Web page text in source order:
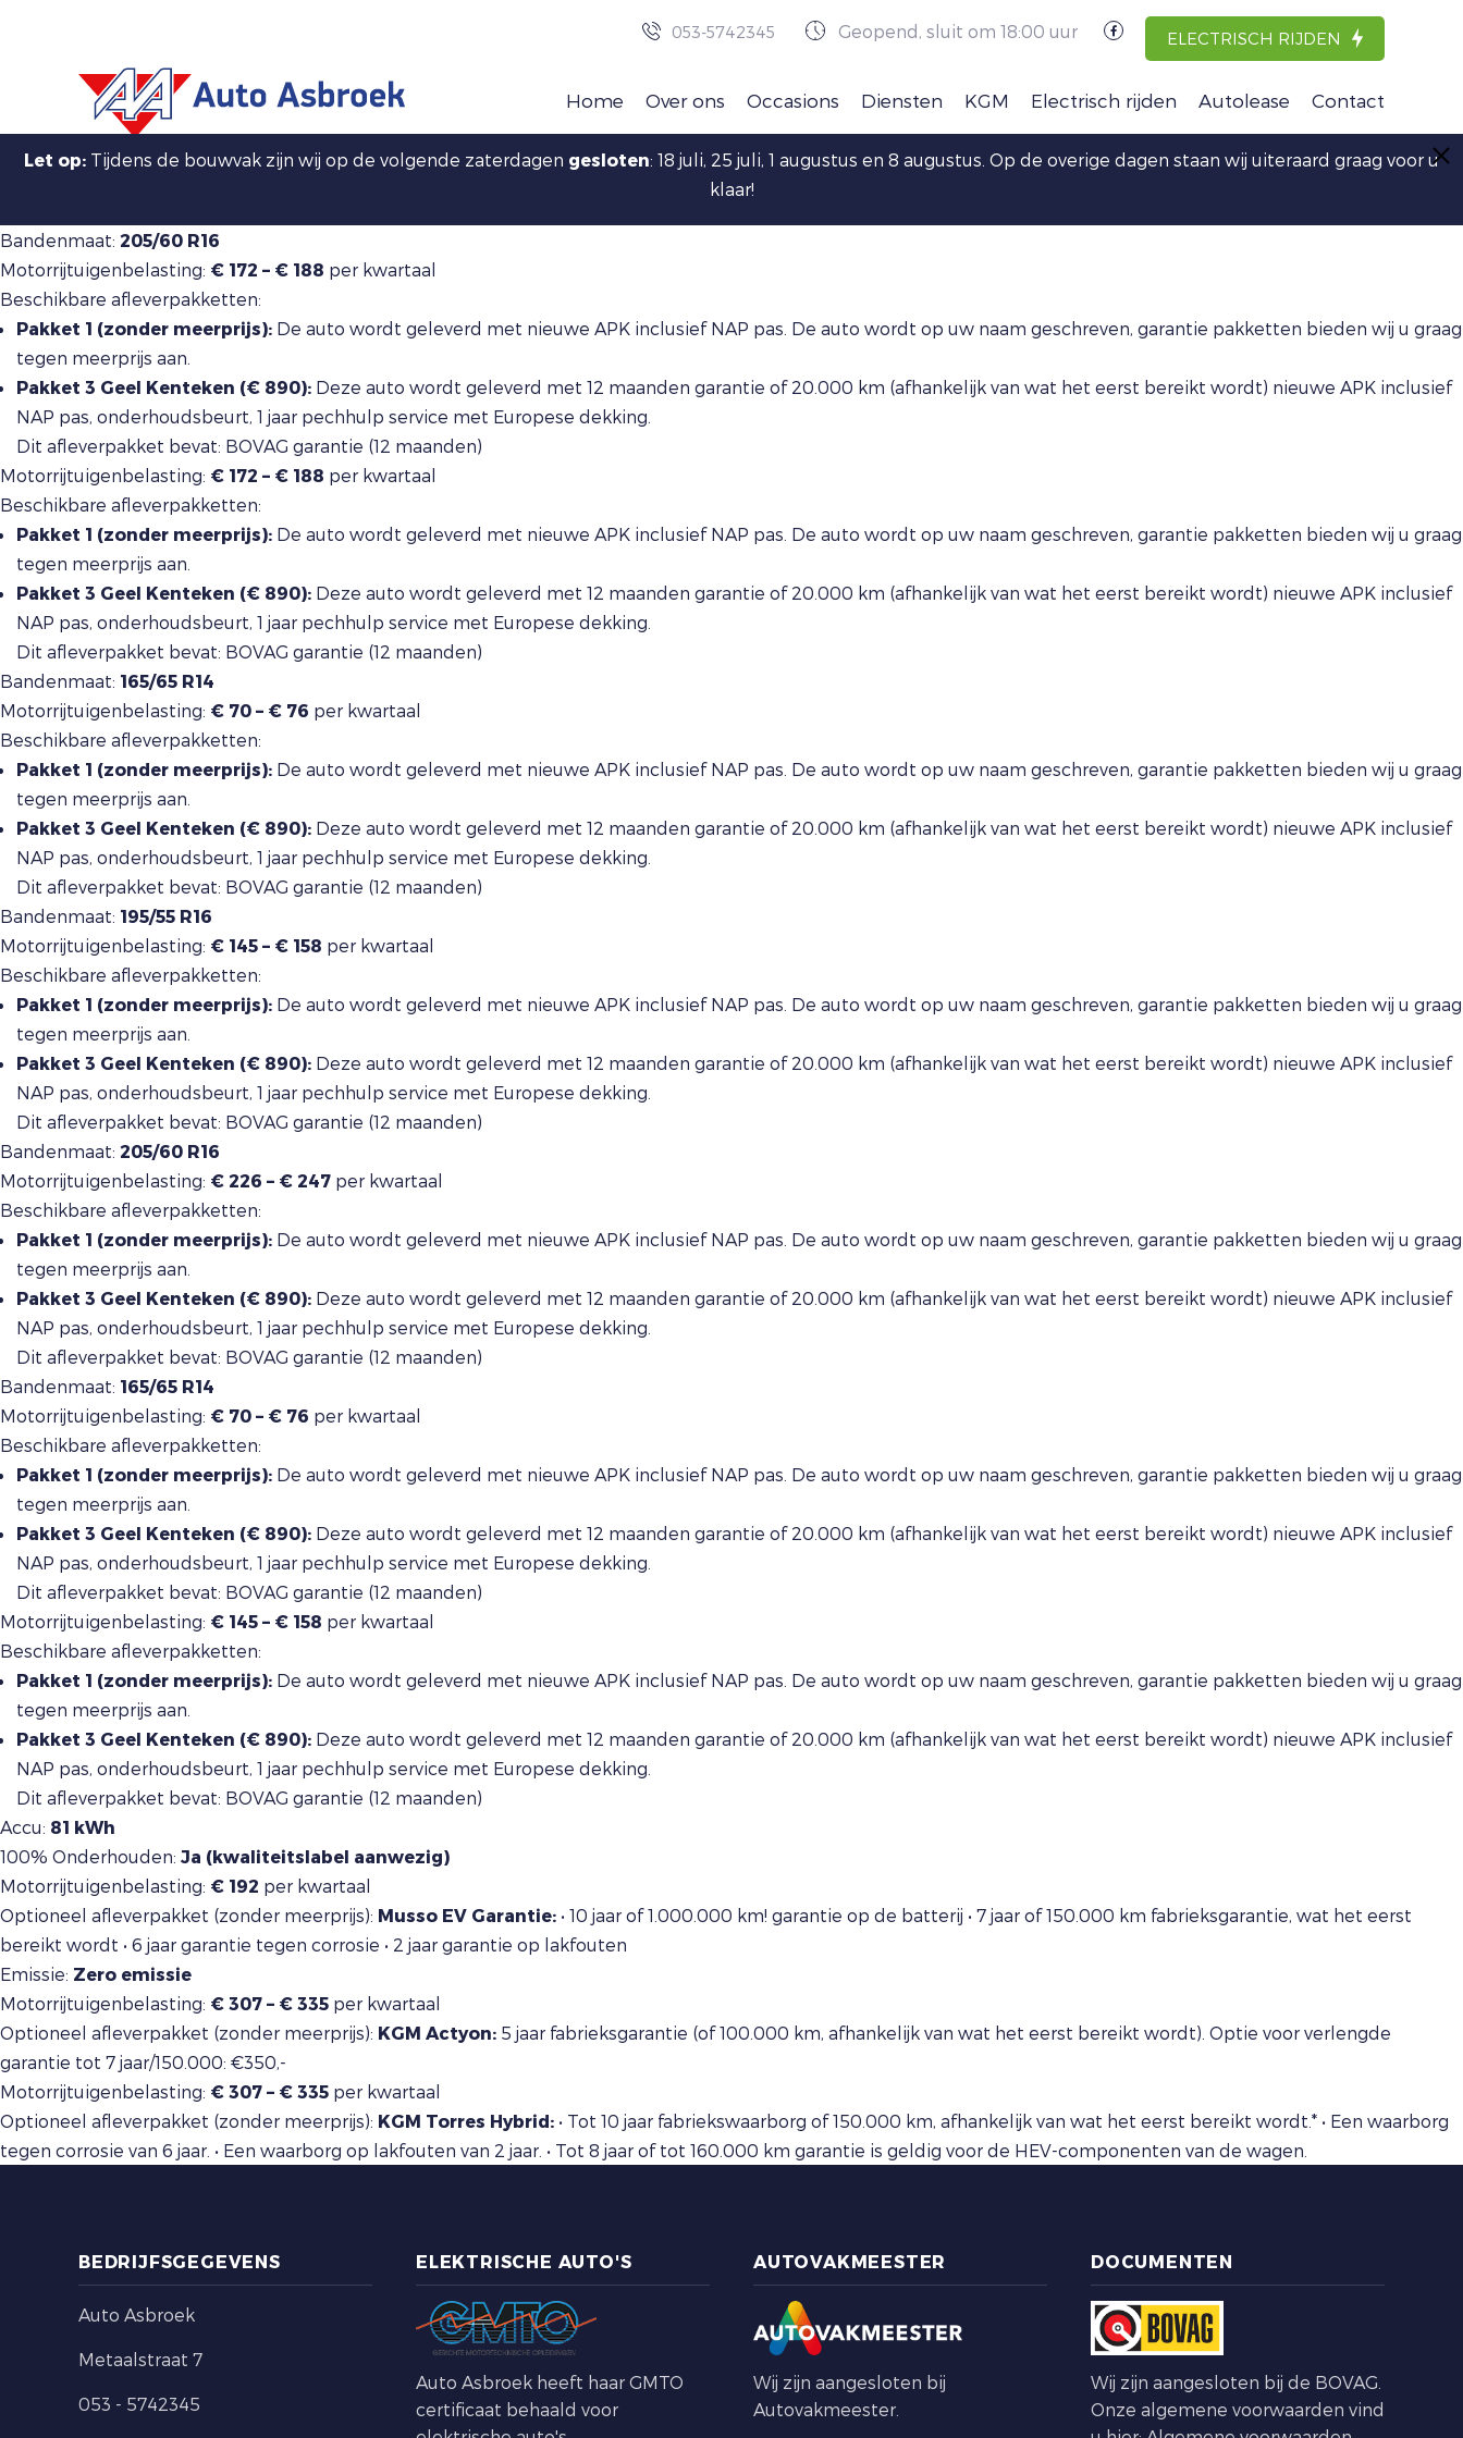
Let op: Tijdens de bouwvak zijn wij op de volgende zaterdagen gesloten: 18 juli, 25 juli, 1 augustus en 8 augustus. Op de overige dagen staan wij uiteraard graag voor u
klaar!
053-5742345 Geopend, sluit om 18:00 uur ELECTRISCH RIJDEN
Home Over ons Occasions Diensten KGM Electrisch rijden Autolease Contact
Bandenmaat: 205/60 R16
Motorrijtuigenbelasting: € 172 – € 188 per kwartaal
Beschikbare afleverpakketten:
Pakket 1 (zonder meerprijs): De auto wordt geleverd met nieuwe APK inclusief NAP pas. De auto wordt op uw naam geschreven, garantie pakketten bieden wij u graag
tegen meerprijs aan.
Pakket 3 Geel Kenteken (€ 890): Deze auto wordt geleverd met 12 maanden garantie of 20.000 km (afhankelijk van wat het eerst bereikt wordt) nieuwe APK inclusief
NAP pas, onderhoudsbeurt, 1 jaar pechhulp service met Europese dekking.
Dit afleverpakket bevat: BOVAG garantie (12 maanden)
Motorrijtuigenbelasting: € 172 – € 188 per kwartaal
Beschikbare afleverpakketten:
Pakket 1 (zonder meerprijs): De auto wordt geleverd met nieuwe APK inclusief NAP pas. De auto wordt op uw naam geschreven, garantie pakketten bieden wij u graag
tegen meerprijs aan.
Pakket 3 Geel Kenteken (€ 890): Deze auto wordt geleverd met 12 maanden garantie of 20.000 km (afhankelijk van wat het eerst bereikt wordt) nieuwe APK inclusief
NAP pas, onderhoudsbeurt, 1 jaar pechhulp service met Europese dekking.
Dit afleverpakket bevat: BOVAG garantie (12 maanden)
Bandenmaat: 165/65 R14
Motorrijtuigenbelasting: € 70 – € 76 per kwartaal
Beschikbare afleverpakketten:
Pakket 1 (zonder meerprijs): De auto wordt geleverd met nieuwe APK inclusief NAP pas. De auto wordt op uw naam geschreven, garantie pakketten bieden wij u graag
tegen meerprijs aan.
Pakket 3 Geel Kenteken (€ 890): Deze auto wordt geleverd met 12 maanden garantie of 20.000 km (afhankelijk van wat het eerst bereikt wordt) nieuwe APK inclusief
NAP pas, onderhoudsbeurt, 1 jaar pechhulp service met Europese dekking.
Dit afleverpakket bevat: BOVAG garantie (12 maanden)
Bandenmaat: 195/55 R16
Motorrijtuigenbelasting: € 145 – € 158 per kwartaal
Beschikbare afleverpakketten:
Pakket 1 (zonder meerprijs): De auto wordt geleverd met nieuwe APK inclusief NAP pas. De auto wordt op uw naam geschreven, garantie pakketten bieden wij u graag
tegen meerprijs aan.
Pakket 3 Geel Kenteken (€ 890): Deze auto wordt geleverd met 12 maanden garantie of 20.000 km (afhankelijk van wat het eerst bereikt wordt) nieuwe APK inclusief
NAP pas, onderhoudsbeurt, 1 jaar pechhulp service met Europese dekking.
Dit afleverpakket bevat: BOVAG garantie (12 maanden)
Bandenmaat: 205/60 R16
Motorrijtuigenbelasting: € 226 – € 247 per kwartaal
Beschikbare afleverpakketten:
Pakket 1 (zonder meerprijs): De auto wordt geleverd met nieuwe APK inclusief NAP pas. De auto wordt op uw naam geschreven, garantie pakketten bieden wij u graag
tegen meerprijs aan.
Pakket 3 Geel Kenteken (€ 890): Deze auto wordt geleverd met 12 maanden garantie of 20.000 km (afhankelijk van wat het eerst bereikt wordt) nieuwe APK inclusief
NAP pas, onderhoudsbeurt, 1 jaar pechhulp service met Europese dekking.
Dit afleverpakket bevat: BOVAG garantie (12 maanden)
Bandenmaat: 165/65 R14
Motorrijtuigenbelasting: € 70 – € 76 per kwartaal
Beschikbare afleverpakketten:
Pakket 1 (zonder meerprijs): De auto wordt geleverd met nieuwe APK inclusief NAP pas. De auto wordt op uw naam geschreven, garantie pakketten bieden wij u graag
tegen meerprijs aan.
Pakket 3 Geel Kenteken (€ 890): Deze auto wordt geleverd met 12 maanden garantie of 20.000 km (afhankelijk van wat het eerst bereikt wordt) nieuwe APK inclusief
NAP pas, onderhoudsbeurt, 1 jaar pechhulp service met Europese dekking.
Dit afleverpakket bevat: BOVAG garantie (12 maanden)
Motorrijtuigenbelasting: € 145 – € 158 per kwartaal
Beschikbare afleverpakketten:
Pakket 1 (zonder meerprijs): De auto wordt geleverd met nieuwe APK inclusief NAP pas. De auto wordt op uw naam geschreven, garantie pakketten bieden wij u graag
tegen meerprijs aan.
Pakket 3 Geel Kenteken (€ 890): Deze auto wordt geleverd met 12 maanden garantie of 20.000 km (afhankelijk van wat het eerst bereikt wordt) nieuwe APK inclusief
NAP pas, onderhoudsbeurt, 1 jaar pechhulp service met Europese dekking.
Dit afleverpakket bevat: BOVAG garantie (12 maanden)
Accu: 81 kWh
100% Onderhouden: Ja (kwaliteitslabel aanwezig)
Motorrijtuigenbelasting: € 192 per kwartaal
Optioneel afleverpakket (zonder meerprijs): Musso EV Garantie: • 10 jaar of 1.000.000 km! garantie op de batterij • 7 jaar of 150.000 km fabrieksgarantie, wat het eerst
bereikt wordt • 6 jaar garantie tegen corrosie • 2 jaar garantie op lakfouten
Emissie: Zero emissie
Motorrijtuigenbelasting: € 307 – € 335 per kwartaal
Optioneel afleverpakket (zonder meerprijs): KGM Actyon: 5 jaar fabrieksgarantie (of 100.000 km, afhankelijk van wat het eerst bereikt wordt). Optie voor verlengde
garantie tot 7 jaar/150.000: €350,-
Motorrijtuigenbelasting: € 307 – € 335 per kwartaal
Optioneel afleverpakket (zonder meerprijs): KGM Torres Hybrid: • Tot 10 jaar fabriekswaarborg of 150.000 km, afhankelijk van wat het eerst bereikt wordt.* • Een waarborg
tegen corrosie van 6 jaar. • Een waarborg op lakfouten van 2 jaar. • Tot 8 jaar of tot 160.000 km garantie is geldig voor de HEV-componenten van de wagen.
BEDRIJFSGEGEVENS
Auto Asbroek
Metaalstraat 7
053 - 5742345
ELEKTRISCHE AUTO'S
Auto Asbroek heeft haar GMTO
certificaat behaald voor
AUTOVAKMEESTER
Wij zijn aangesloten bij
Autovakmeester.
DOCUMENTEN
Wij zijn aangesloten bij de BOVAG.
Onze algemene voorwaarden vind